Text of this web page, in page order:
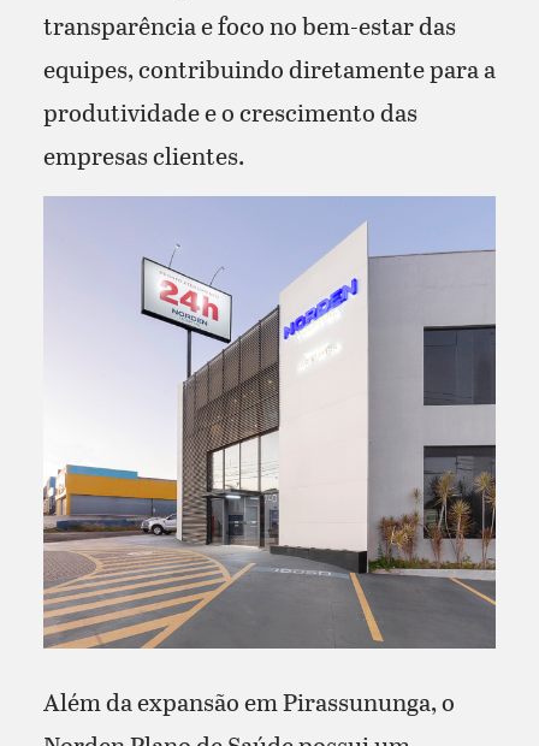
transparência e foco no bem-estar das
equipes, contribuindo diretamente para a
produtividade e o crescimento das
empresas clientes.
Além da expansão em Pirassununga, o